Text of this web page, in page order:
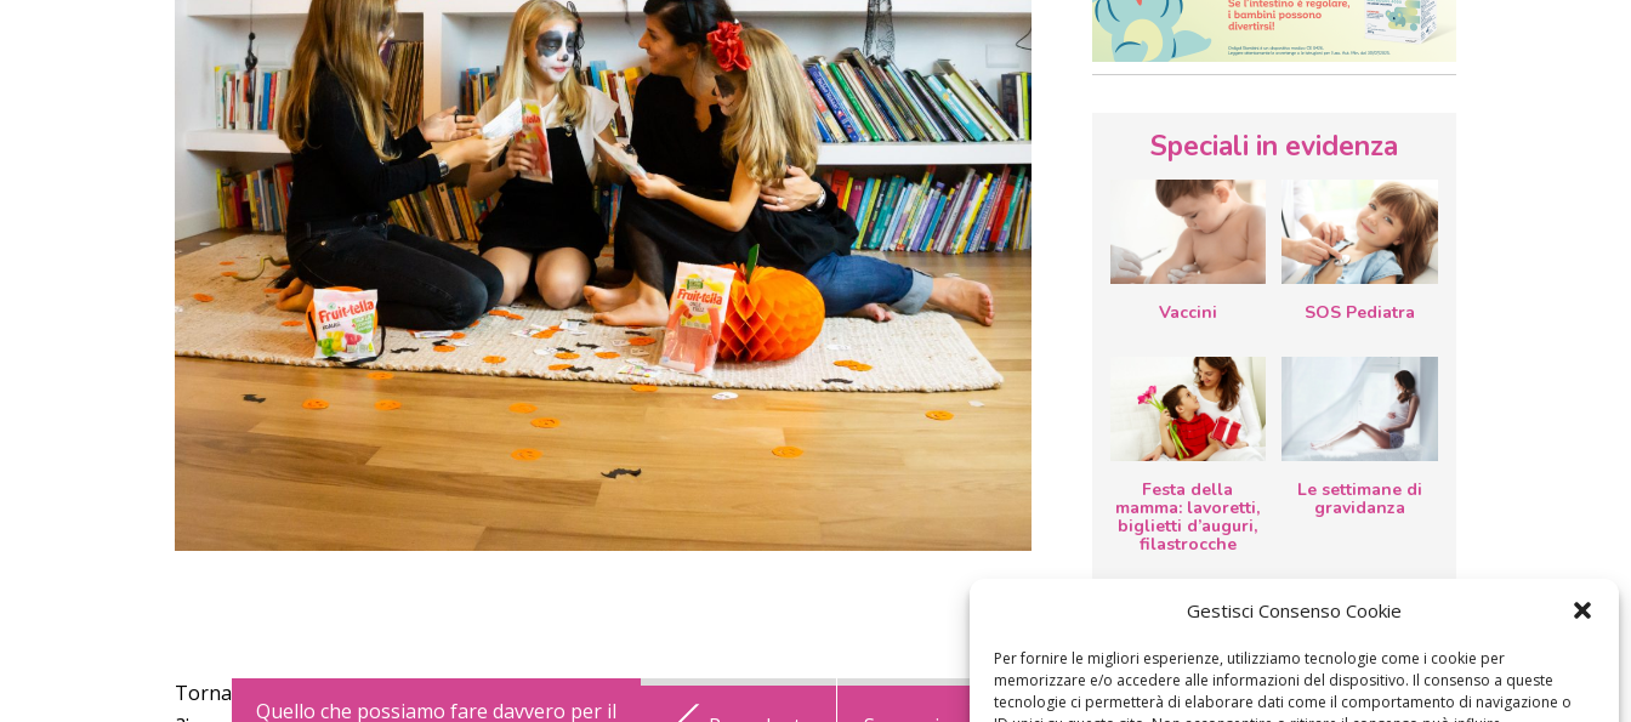
Gestisci Consenso Cookie
Per fornire le migliori esperienze, utilizziamo tecnologie come i cookie per
memorizzare e/o accedere alle informazioni del dispositivo. Il consenso a queste
tecnologie ci permetterà di elaborare dati come il comportamento di navigazione o
Torna
Quello che possiamo fare davvero per il
Speciali in evidenza
Vaccini SOS Pediatra
Festa della
mamma: lavoretti,
biglietti d’auguri,
filastrocche
Le settimane di
gravidanza